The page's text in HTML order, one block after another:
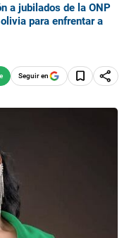
a jubilados de la ONP
para enfrentar a
Seguir en